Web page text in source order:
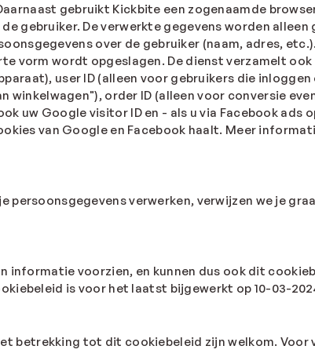
gebruikt Kickbite een zogenaamde
gebruiker. De verwerkte gegevens worden
over de gebruiker (naam, adres,
vorm wordt opgeslagen. De dienst verzamelt
user ID (alleen voor gebruikers die
winkelwagen"), order ID (alleen voor conversie
uw Google visitor ID en - als u via Facebook
van Google en Facebook haalt. Meer
persoonsgegevens verwerken, verwijzen we je
informatie voorzien, en kunnen dus ook dit
is voor het laatst bijgewerkt op 10-03-
betrekking tot dit cookiebeleid zijn welkom.